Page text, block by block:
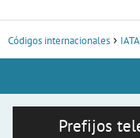
Códigos internacionales
Prefijos